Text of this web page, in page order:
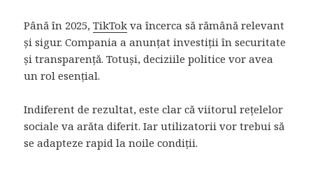
Până în 2025,TikTok va încerca să rămână relevant
și sigur. Compania a anunțat investiții în securitate
și transparență. Totuși, deciziile politice vor avea
un rol esențial.
Indiferent de rezultat, este clar că viitorul rețelelor
sociale va arăta diferit. Iar utilizatorii vor trebui să
se adapteze rapid la noile condiții.